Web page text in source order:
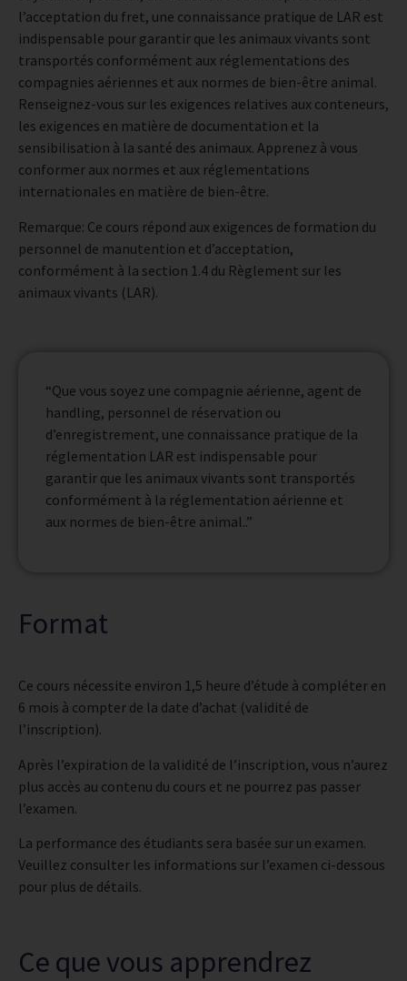
l’acceptation du fret, une connaissance pratique de LAR est
indispensable pour garantir que les animaux vivants sont
transportés conformément aux réglementations des
compagnies aériennes et aux normes de bien-être animal.
Renseignez-vous sur les exigences relatives aux conteneurs,
les exigences en matière de documentation et la
sensibilisation à la santé des animaux. Apprenez à vous
conformer aux normes et aux réglementations
internationales en matière de bien-être.
Remarque: Ce cours répond aux exigences de formation du
personnel de manutention et d’acceptation,
conformément à la section 1.4 du Règlement sur les
animaux vivants (LAR).
“Que vous soyez une compagnie aérienne, agent de
handling, personnel de réservation ou
d’enregistrement, une connaissance pratique de la
réglementation LAR est indispensable pour
garantir que les animaux vivants sont transportés
conformément à la réglementation aérienne et
aux normes de bien-être animal..”
Format
Ce cours nécessite environ 1,5 heure d’étude à compléter en
6 mois à compter de la date d’achat (validité de
l’inscription).
Après l’expiration de la validité de l’inscription, vous n’aurez
plus accès au contenu du cours et ne pourrez pas passer
l’examen.
La performance des étudiants sera basée sur un examen.
Veuillez consulter les informations sur l’examen ci-dessous
pour plus de détails.
Ce que vous apprendrez